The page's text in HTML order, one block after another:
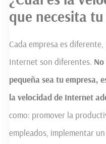
que necesita tu
Cada empresa es
Internet son diferentes.
pequeña sea tu empresa,
la velocidad de Internet
como: promover la
empleados, implementar